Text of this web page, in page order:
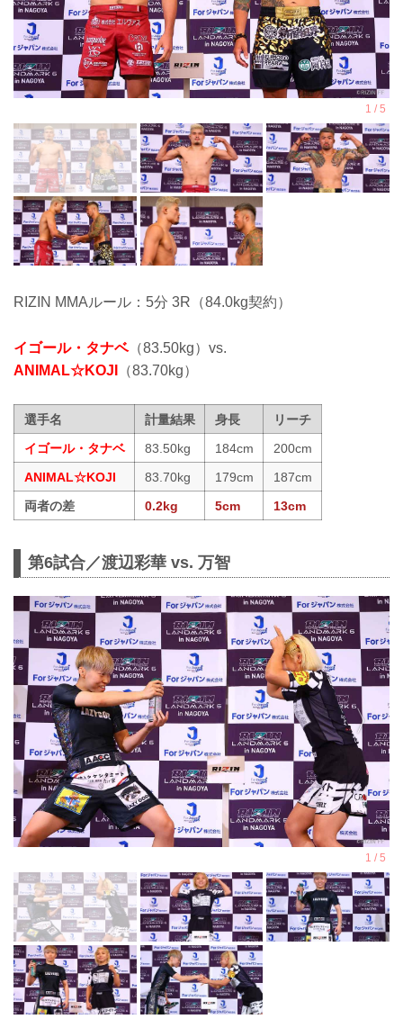
RIZIN MMAルール：5分 3R（84.0kg契約）
イゴール・タナベ（83.50kg）vs.
ANIMAL☆KOJI
（83.70kg）
選手名 計量結果 身長
リーチ
イゴール・タナベ
83.50kg 184cm
200cm
ANIMAL☆KOJI
83.70kg 179cm
187cm
両者の差
0.2kg 5cm 13cm
第6試合／渡辺彩華 vs. 万智